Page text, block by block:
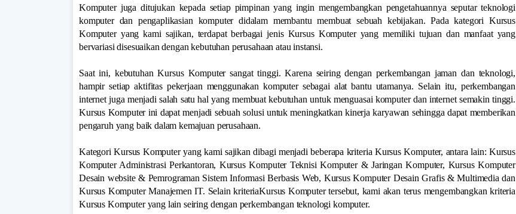
Komputer juga ditujukan kepada setiap pimpinan yang ingin mengembangkan pengetahuannya seputar teknologi
komputer dan pengaplikasian komputer didalam membantu membuat sebuah kebijakan. Pada kategori Kursus
Komputer yang kami sajikan, terdapat berbagai jenis Kursus Komputer yang memiliki tujuan dan manfaat yang
bervariasi disesuaikan dengan kebutuhan perusahaan atau instansi.
Saat ini, kebutuhan Kursus Komputer sangat tinggi. Karena seiring dengan perkembangan jaman dan teknologi,
hampir setiap aktifitas pekerjaan menggunakan komputer sebagai alat bantu utamanya. Selain itu, perkembangan
internet juga menjadi salah satu hal yang membuat kebutuhan untuk menguasai komputer dan internet semakin tinggi.
Kursus Komputer ini dapat menjadi sebuah solusi untuk meningkatkan kinerja karyawan sehingga dapat memberikan
pengaruh yang baik dalam kemajuan perusahaan.
Kategori Kursus Komputer yang kami sajikan dibagi menjadi beberapa kriteria Kursus Komputer, antara lain: Kursus
Komputer Administrasi Perkantoran, Kursus Komputer Teknisi Komputer & Jaringan Komputer, Kursus Komputer
Desain website & Pemrograman Sistem Informasi Berbasis Web, Kursus Komputer Desain Grafis & Multimedia dan
Kursus Komputer Manajemen IT. Selain kriteriaKursus Komputer tersebut, kami akan terus mengembangkan kriteria
Kursus Komputer yang lain seiring dengan perkembangan teknologi komputer.